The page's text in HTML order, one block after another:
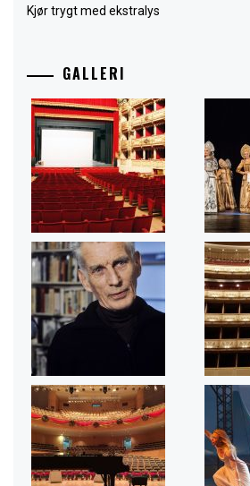
Kjør trygt med ekstralys
GALLERI